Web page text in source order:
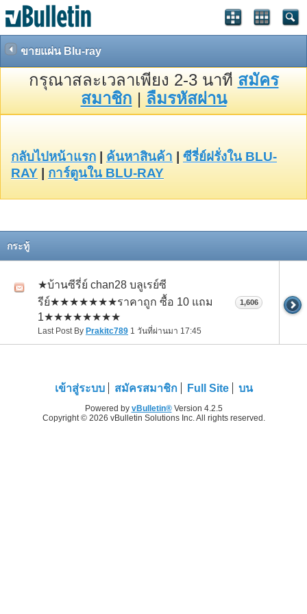
ขายแผ่น Blu-ray
กรุณาสละเวลาเพียง 2-3 นาที สมัคร
สมาชิก | ลืมรหัสผ่าน
กลับไปหน้าแรก ค้นหาสินค้า
ซีรี่ย์ฝรั่งใน BLU-
RAY
การ์ตูนใน BLU-RAY
กระทู้
★บ้านซีรี่ย์ chan28 บลูเรย์ซี
รีย์★★★★★★★ราคาถูก ซื้อ 10 แถม
1★★★★★★★★
Last Post By Prakitc789 1 วันที่ผ่านมา 17:45
1,606
เข้าสู่ระบบ สมัครสมาชิก Full Site บน
Powered by vBulletin®Version 4.2.5
Copyright © 2026 vBulletin Solutions Inc. All rights reserved.